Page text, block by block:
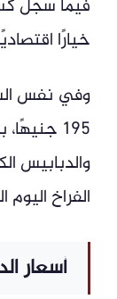
خيارًا
وفي نفس
الفراخ
أسعار